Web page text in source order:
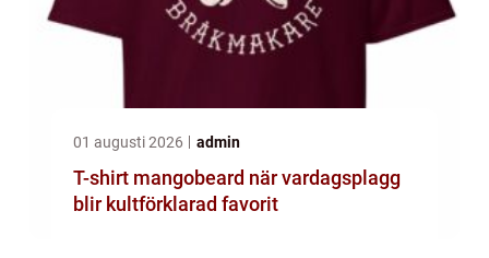
01 augusti 2026 admin
T-shirt mangobeard när vardagsplagg
blir kultförklarad favorit